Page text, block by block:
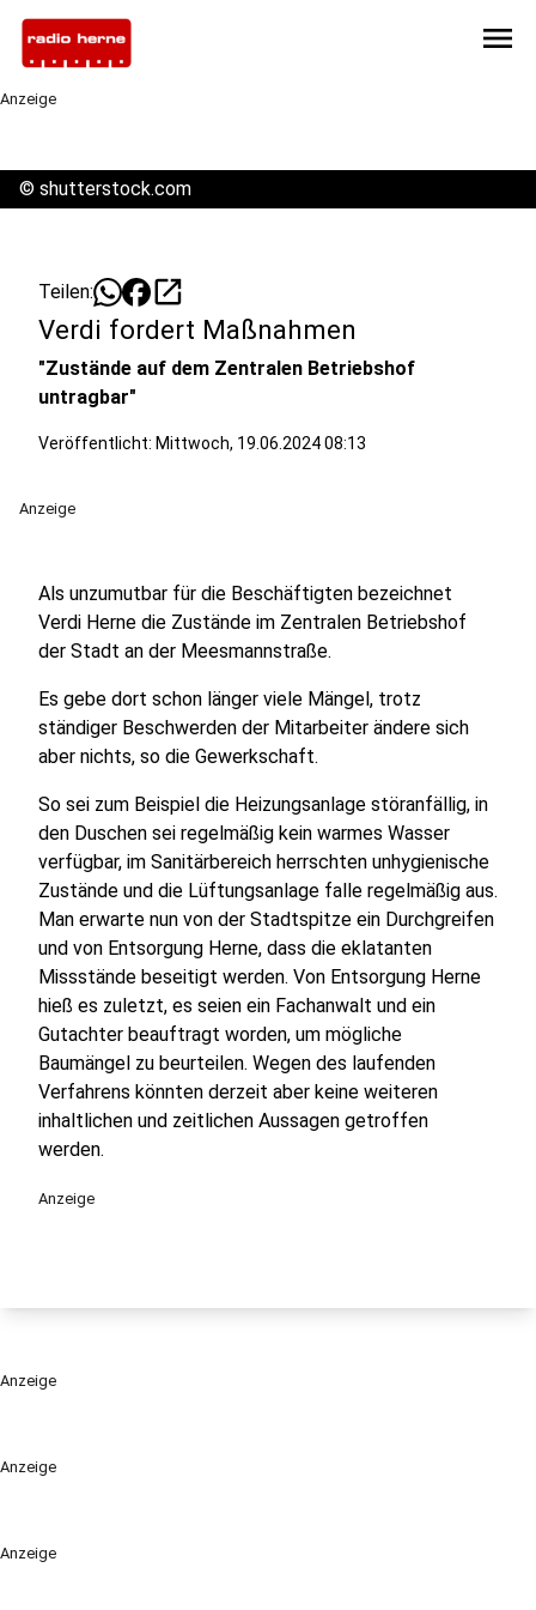
menu
Anzeige
Anzeige
Anzeige
© shutterstock.com
Teilen: open_in_new
Verdi fordert Maßnahmen
"Zustände auf dem Zentralen Betriebshof
untragbar"
Veröffentlicht: Mittwoch, 19.06.2024 08:13
Anzeige
Als unzumutbar für die Beschäftigten bezeichnet
Verdi Herne die Zustände im Zentralen Betriebshof
der Stadt an der Meesmannstraße.
Es gebe dort schon länger viele Mängel, trotz
ständiger Beschwerden der Mitarbeiter ändere sich
aber nichts, so die Gewerkschaft.
So sei zum Beispiel die Heizungsanlage störanfällig, in
den Duschen sei regelmäßig kein warmes Wasser
verfügbar, im Sanitärbereich herrschten unhygienische
Zustände und die Lüftungsanlage falle regelmäßig aus.
Man erwarte nun von der Stadtspitze ein Durchgreifen
und von Entsorgung Herne, dass die eklatanten
Missstände beseitigt werden. Von Entsorgung Herne
hieß es zuletzt, es seien ein Fachanwalt und ein
Gutachter beauftragt worden, um mögliche
Baumängel zu beurteilen. Wegen des laufenden
Verfahrens könnten derzeit aber keine weiteren
inhaltlichen und zeitlichen Aussagen getroffen
werden.
Anzeige
Anzeige